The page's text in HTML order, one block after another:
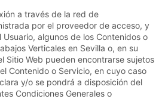
a través de la red de
por el proveedor de acceso, y
algunos de los Contenidos o
Verticales en Sevilla o, en su
Sitio Web pueden encontrarse sujetos
Contenido o Servicio, en cuyo caso
y/o se pondrá a disposición del
Condiciones Generales o